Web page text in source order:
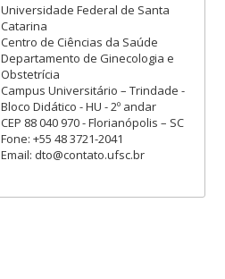
Universidade Federal de Santa
Catarina
Centro de Ciências da Saúde
Departamento de Ginecologia e
Obstetrícia
Campus Universitário – Trindade -
Bloco Didático - HU - 2º andar
CEP 88 040 970 - Florianópolis – SC
Fone: +55 48 3721-2041
Email: dto@contato.ufsc.br